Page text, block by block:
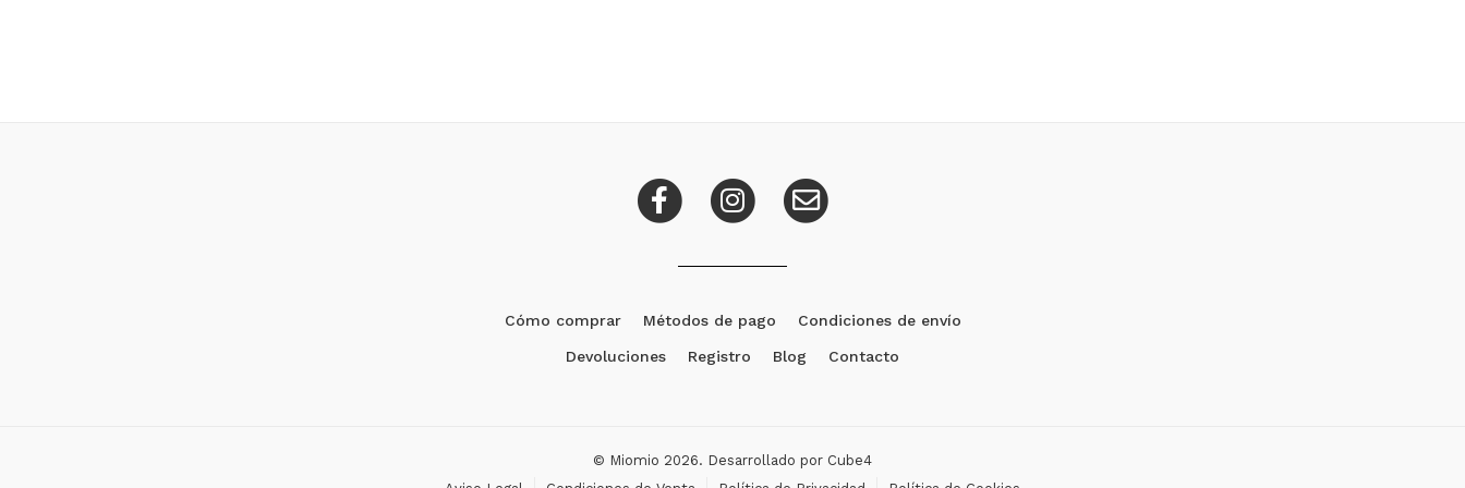
Cómo comprar Métodos de pago Condiciones de envío
Devoluciones Registro Blog Contacto
© Miomio 2026. Desarrollado por Cube4